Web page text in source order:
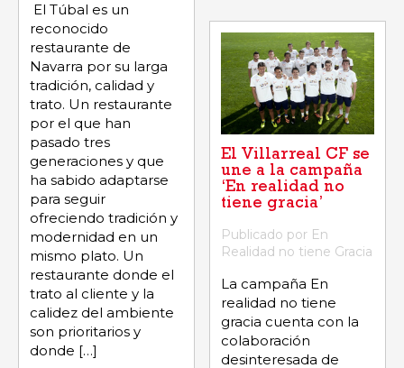
El Túbal es un
reconocido
restaurante de
Navarra por su larga
tradición, calidad y
trato. Un restaurante
por el que han
pasado tres
generaciones y que
ha sabido adaptarse
para seguir
ofreciendo tradición y
modernidad en un
mismo plato. Un
restaurante donde el
trato al cliente y la
calidez del ambiente
son prioritarios y
donde […]
El Villarreal CF se
une a la campaña
‘En realidad no
tiene gracia’
Publicado por En
Realidad no tiene Gracia
La campaña En
realidad no tiene
gracia cuenta con la
colaboración
desinteresada de